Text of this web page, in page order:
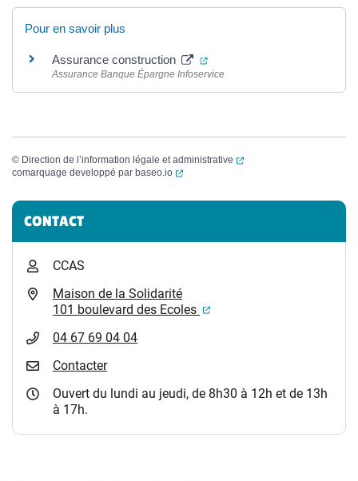
Pour en savoir plus
Assurance construction (ouverture dans un nouvel
Assurance Banque Épargne Infoservice
© Direction de l’information légale et administrative
(ouverture dans un
comarquage developpé par baseo.io (ouverture dans un nouvel onglet)
Informations complémentaires
CONTACT
CCAS
Maison de la Solidarité
101 boulevard des Ecoles
(ouverture dans un
04 67 69 04 04
Contacter
Ouvert du lundi au jeudi, de 8h30 à 12h et de 13h
à 17h.